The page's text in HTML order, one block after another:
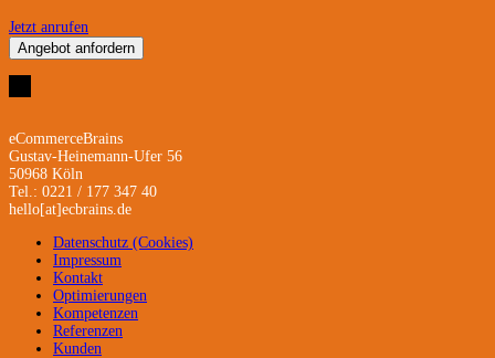
Jetzt anrufen
Angebot anfordern
eCommerceBrains
Gustav-Heinemann-Ufer 56
50968 Köln
Tel.: 0221 / 177 347 40
hello[at]ecbrains.de
Datenschutz (Cookies)
Impressum
Kontakt
Optimierungen
Kompetenzen
Referenzen
Kunden